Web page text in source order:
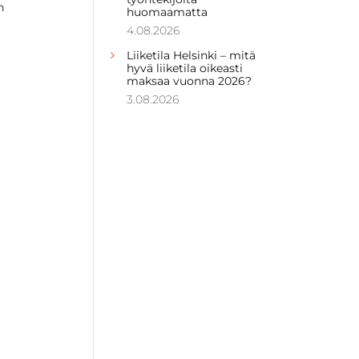
huomaamatta
4.08.2026
Liiketila Helsinki – mitä
hyvä liiketila oikeasti
maksaa vuonna 2026?
3.08.2026